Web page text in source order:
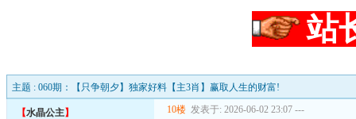
站
主题 : 060期：【只争朝夕】独家好料【主3肖】赢取人生的财富!
【水晶公主】 10楼 发表于: 2026-06-02 23:07 ---